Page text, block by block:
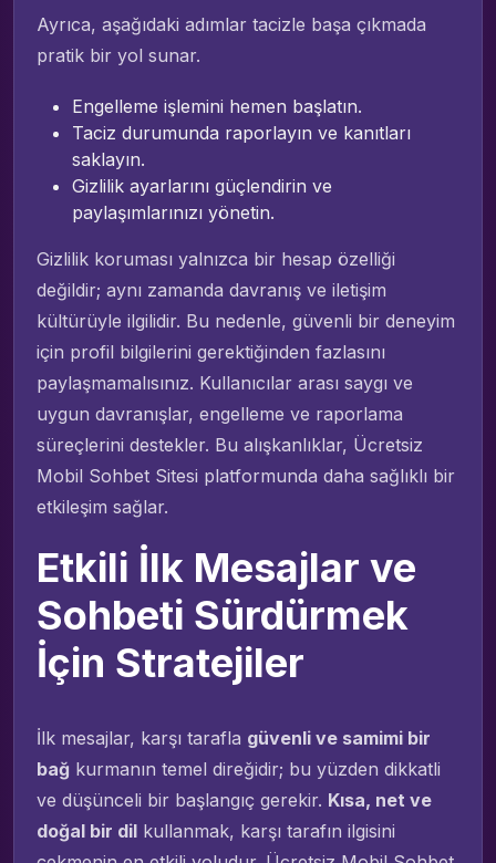
Ayrıca, aşağıdaki adımlar tacizle başa çıkmada
pratik bir yol sunar.
Engelleme işlemini hemen başlatın.
Taciz durumunda raporlayın ve kanıtları
saklayın.
Gizlilik ayarlarını güçlendirin ve
paylaşımlarınızı yönetin.
Gizlilik koruması yalnızca bir hesap özelliği
değildir; aynı zamanda davranış ve iletişim
kültürüyle ilgilidir. Bu nedenle, güvenli bir deneyim
için profil bilgilerini gerektiğinden fazlasını
paylaşmamalısınız. Kullanıcılar arası saygı ve
uygun davranışlar, engelleme ve raporlama
süreçlerini destekler. Bu alışkanlıklar, Ücretsiz
Mobil Sohbet Sitesi platformunda daha sağlıklı bir
etkileşim sağlar.
Etkili İlk Mesajlar ve
Sohbeti Sürdürmek
İçin Stratejiler
İlk mesajlar, karşı tarafla güvenli ve samimi bir
bağ kurmanın temel direğidir; bu yüzden dikkatli
ve düşünceli bir başlangıç gerekir. Kısa, net ve
doğal bir dil kullanmak, karşı tarafın ilgisini